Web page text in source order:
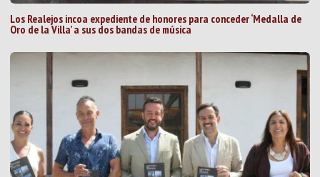
Los Realejos incoa expediente de honores para conceder ‘Medalla de
Oro de la Villa’ a sus dos bandas de música